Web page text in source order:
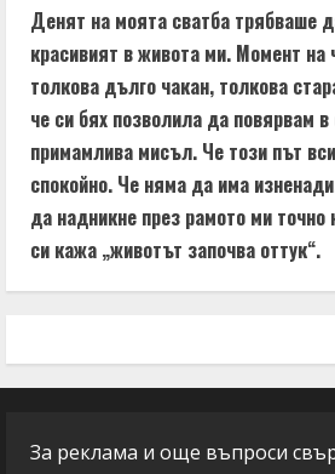
Денят на моята сватба трябваше
красивият в живота ми. Момент на
толкова дълго чакан, толкова
че си бях позволила да повярвам
примамлива мисъл. Че този път
спокойно. Че няма да има
да надникне през рамото ми точно
си кажа „животът започва оттук“.
За реклама и още въпроси